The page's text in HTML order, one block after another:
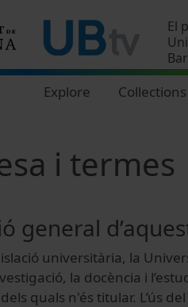
El
Explore Collections
i termes
general
universitària, la
la docència i
quals n'és titular. L’ús